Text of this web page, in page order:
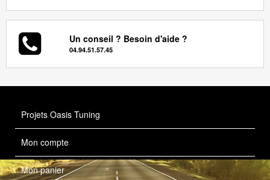
Un conseil ? Besoin d'aide ?
04.94.51.57.45
Projets Oasis Tuning
Mon compte
Mon panier